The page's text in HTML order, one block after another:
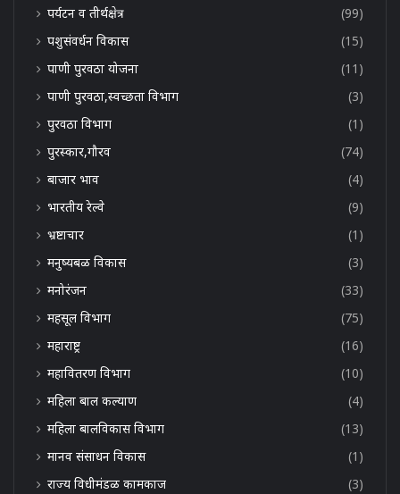
पर्यटन व तीर्थक्षेत्र
(99)
पशुसंवर्धन विकास
(15)
पाणी पुरवठा योजना
(11)
पाणी पुरवठा,स्वच्छता विभाग
(3)
पुरवठा विभाग
(1)
पुरस्कार,गौरव
(74)
बाजार भाव
(4)
भारतीय रेल्वे
(9)
भ्रष्टाचार
(1)
मनुष्यबळ विकास
(3)
मनोरंजन
(33)
महसूल विभाग
(75)
महाराष्ट्र
(16)
महावितरण विभाग
(10)
महिला बाल कल्याण
(4)
महिला बालविकास विभाग
(13)
मानव संसाधन विकास
(1)
राज्य विधीमंडळ कामकाज
(3)